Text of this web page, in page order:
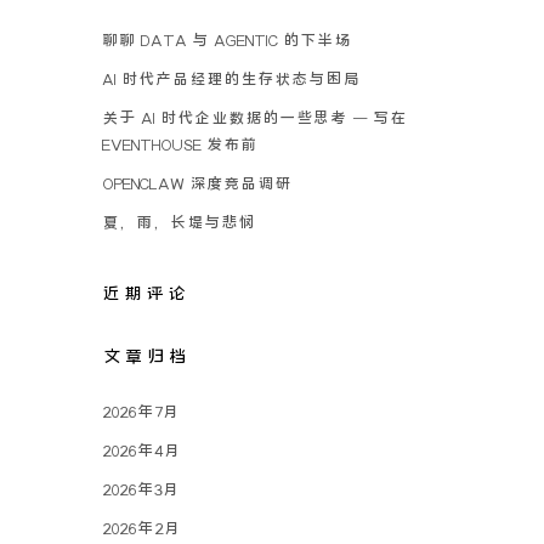
聊聊 DATA 与 AGENTIC 的下半场
AI 时代产品经理的生存状态与困局
关于 AI 时代企业数据的一些思考 – 写在
EVENTHOUSE 发布前
OPENCLAW 深度竞品调研
夏，雨，长堤与悲悯
近期评论
文章归档
2026年7月
2026年4月
2026年3月
2026年2月